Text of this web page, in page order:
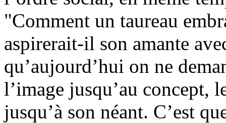
"Comment un taureau
aspirerait-il son amante
qu’aujourd’hui on ne
l’image jusqu’au concept,
jusqu’à son néant. C’est